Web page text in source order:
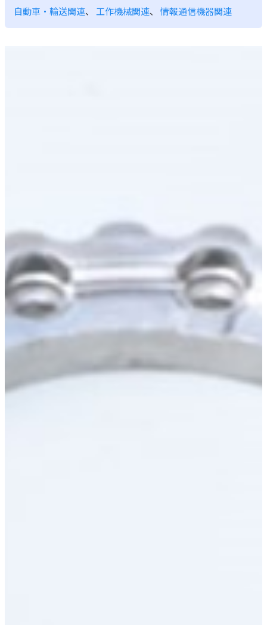
自動車・輸送関連、 工作機械関連、 情報通信機器関連